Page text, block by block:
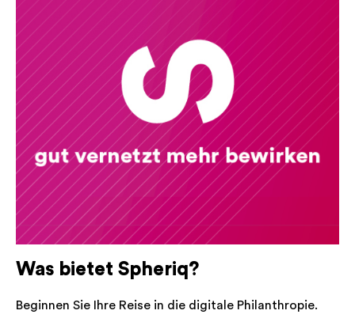
Was bietet Spheriq?
Beginnen Sie Ihre Reise in die digitale Philanthropie.